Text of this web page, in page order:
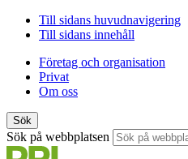
Till sidans huvudnavigering
Till sidans innehåll
Företag och organisation
Privat
Om oss
Sök
Sök på webbplatsen